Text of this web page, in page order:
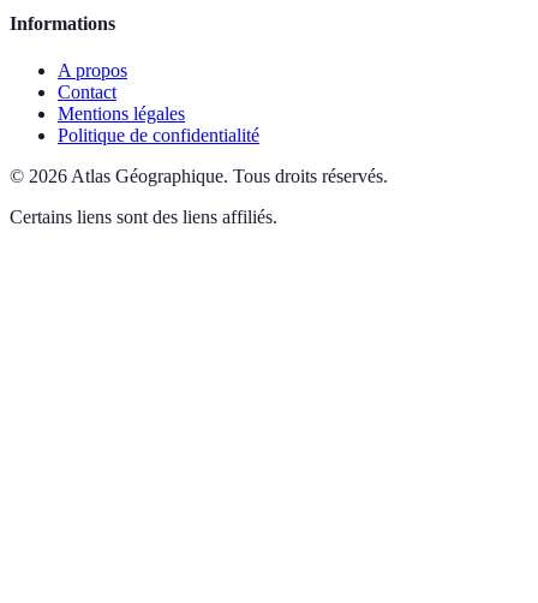
Informations
A propos
Contact
Mentions légales
Politique de confidentialité
© 2026Atlas Géographique. Tous droits réservés.
Certains liens sont des liens affiliés.